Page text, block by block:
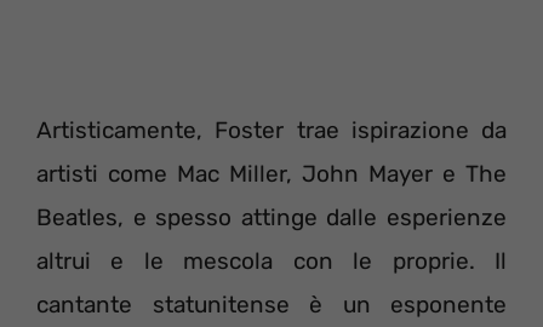
Artisticamente, Foster trae ispirazione da
artisti come Mac Miller, John Mayer e The
Beatles, e spesso attinge dalle esperienze
altrui e le mescola con le proprie. Il
cantante statunitense è un esponente